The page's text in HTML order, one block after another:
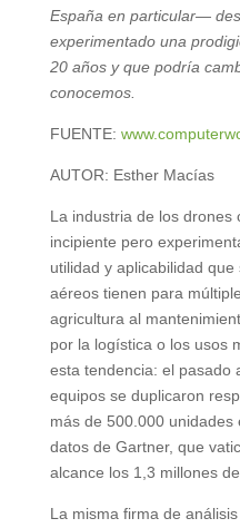
España en particular—
experimentado una
20 años y que podría
conocemos.
FUENTE:
AUTOR: Esther Macías
La industria de los drones
incipiente pero
utilidad y aplicabilidad
aéreos tienen para
agricultura al
por la logística o los usos
esta tendencia: el pasado
equipos se duplicaron
más de 500.000
datos de Gartner, que
alcance los 1,3 millones
La misma firma de